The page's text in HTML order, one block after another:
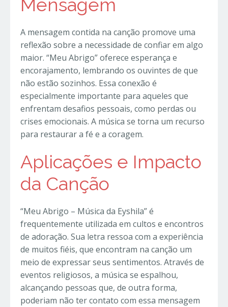
Mensagem
A mensagem contida na canção promove uma
reflexão sobre a necessidade de confiar em algo
maior. “Meu Abrigo” oferece esperança e
encorajamento, lembrando os ouvintes de que
não estão sozinhos. Essa conexão é
especialmente importante para aqueles que
enfrentam desafios pessoais, como perdas ou
crises emocionais. A música se torna um recurso
para restaurar a fé e a coragem.
Aplicações e Impacto
da Canção
“Meu Abrigo – Música da Eyshila” é
frequentemente utilizada em cultos e encontros
de adoração. Sua letra ressoa com a experiência
de muitos fiéis, que encontram na canção um
meio de expressar seus sentimentos. Através de
eventos religiosos, a música se espalhou,
alcançando pessoas que, de outra forma,
poderiam não ter contato com essa mensagem